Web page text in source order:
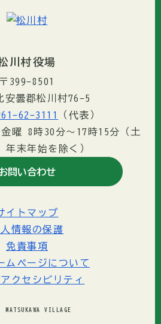
川村役場
〒399-8501
安曇郡松川村76-5
62-3111
（代表）
金曜 8時30分〜17時15分（土
年末年始を除く）
問い合わせ
イトマップ
情報の保護
免責事項
ムページについて
クセシビリティ
MATSUKAWA VILLAGE